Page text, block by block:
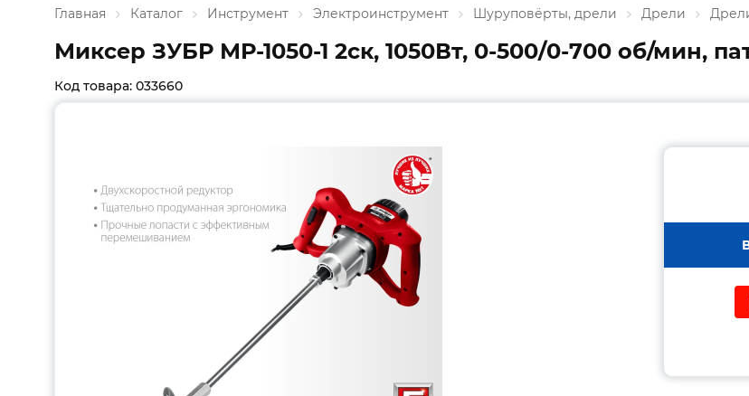
Главная Каталог Инструмент Электроинструмент Шуруповёрты, дрели Дрели
Миксер ЗУБР МР-1050-1 2ск, 1050Вт, 0-500/0-700 об/мин,
Код товара: 033660